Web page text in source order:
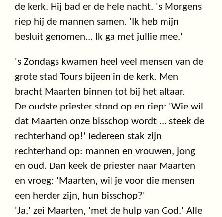
de kerk. Hij bad er de hele nacht. 's Morgens
riep hij de mannen samen. 'Ik heb mijn
besluit genomen... Ik ga met jullie mee.'
's Zondags kwamen heel veel mensen van de
grote stad Tours bijeen in de kerk. Men
bracht Maarten binnen tot bij het altaar.
De oudste priester stond op en riep: 'Wie wil
dat Maarten onze bisschop wordt ... steek de
rechterhand op!' Iedereen stak zijn
rechterhand op: mannen en vrouwen, jong
en oud. Dan keek de priester naar Maarten
en vroeg: 'Maarten, wil je voor die mensen
een herder zijn, hun bisschop?'
'Ja,' zei Maarten, 'met de hulp van God.' Alle